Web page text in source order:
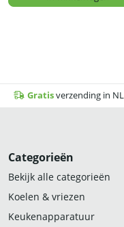
Gratisverzending in
Categorieën
Bekijk alle categorieën
Koelen & vriezen
Keukenapparatuur